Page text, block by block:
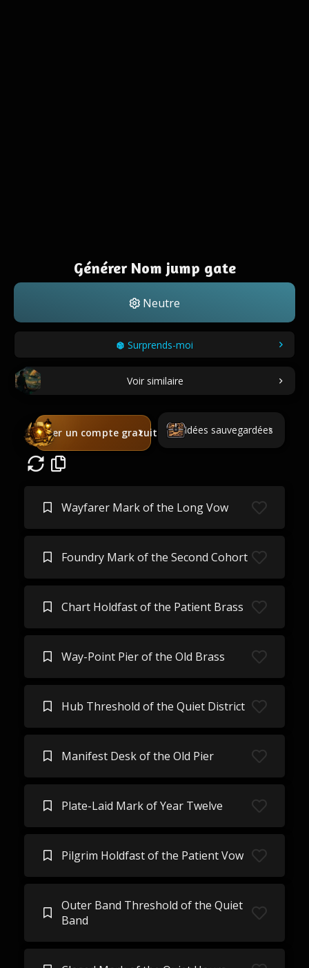
Générer Nom jump gate
Neutre
Surprends-moi
Voir similaire
Créer un compte gratuit Idées sauvegardées
Wayfarer Mark of the Long Vow
Foundry Mark of the Second Cohort
Chart Holdfast of the Patient Brass
Way-Point Pier of the Old Brass
Hub Threshold of the Quiet District
Manifest Desk of the Old Pier
Plate-Laid Mark of Year Twelve
Pilgrim Holdfast of the Patient Vow
Outer Band Threshold of the Quiet
Band